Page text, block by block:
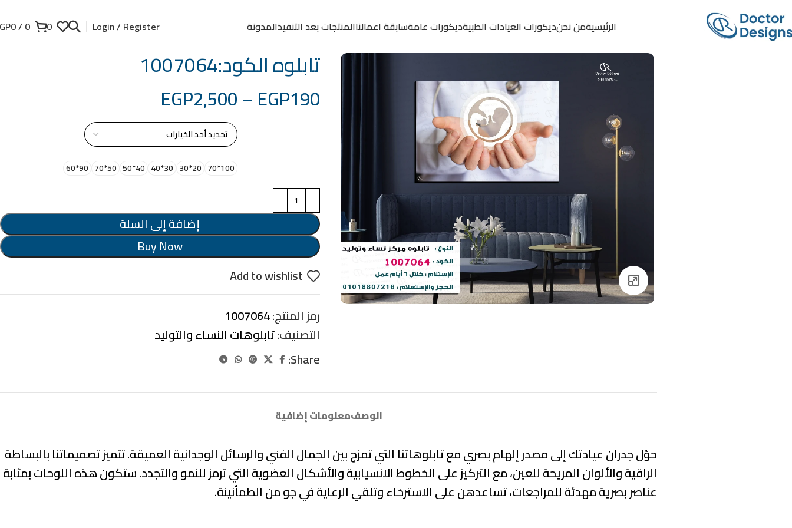
الرئيسيةمن نحنديكورات العيادات الطبيةديكورات عامةسابقة اعمالناالمنتجات بعد التنفيذالمدونة Login / Register
0
0
/
0
Click to enlarge
تابلوه الكود:1007064
EGP190
–
EGP2,500
100*70
20*30
30*40
40*50
50*70
90*60
إضافة إلى السلة
Buy Now
Add to wishlist
رمز المنتج:1007064
التصنيف:تابلوهات النساء والتوليد
Share:
الوصفمعلومات إضافية
حوّل جدران عيادتك إلى مصدر إلهام بصري مع تابلوهاتنا التي تمزج بينالجمال الفني والرسائل الوجدانية العميقة. تتميز تصميماتنابالبساطة
الراقية والألوان المريحة للعين، مع التركيز علىالخطوط الانسيابية والأشكال العضويةالتي ترمز للنمو والتجدد. ستكون هذه اللوحات بمثابة
عناصر بصرية مهدئةللمراجعات، تساعدهن على الاسترخاء وتلقي الرعاية في جو من الطمأنينة.